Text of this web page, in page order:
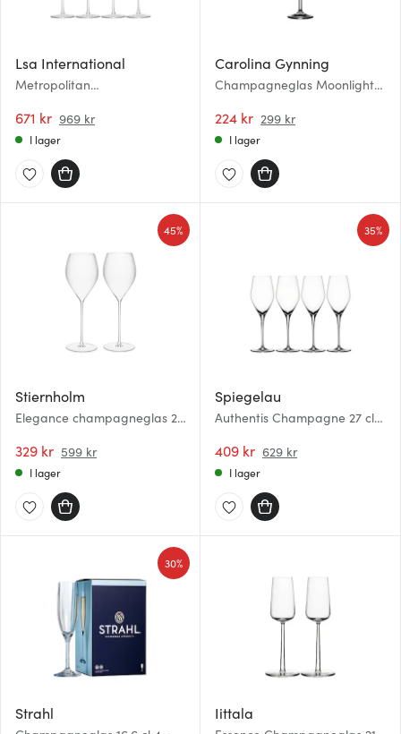
Lsa International
Metropolitan
671 kr 969 kr
I lager
Carolina Gynning
Champagneglas Moonlight
224 kr 299 kr
I lager
Stiernholm
Elegance champagneglas 29
329 kr 599 kr
45%
I lager
Spiegelau
Authentis Champagne 27 cl
409 kr 629 kr
35%
I lager
Strahl
30%
Iittala